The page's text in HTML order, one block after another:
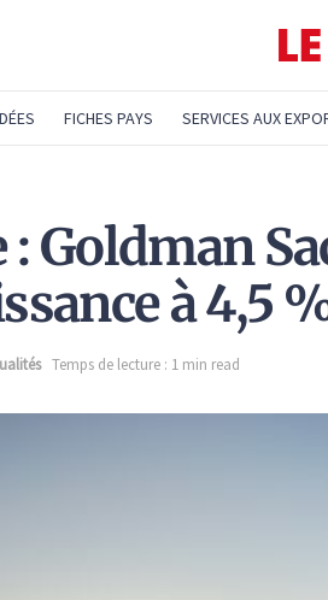
FICHES PAYS SERVICES AUX
Goldman
à 4,5
Temps de lecture : 1 min read